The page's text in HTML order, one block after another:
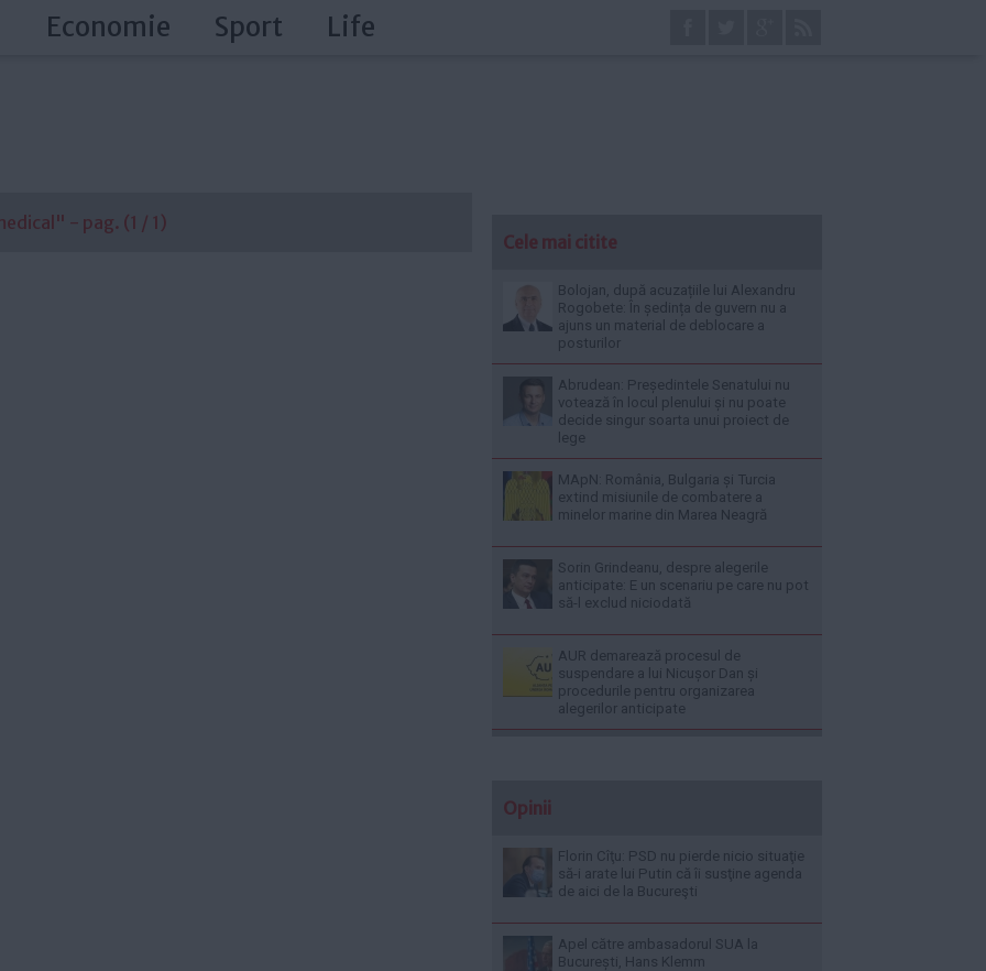
Economie Sport Life
- pag. (1 / 1)
Cele mai citite
Bolojan, după acuzațiile lui Alexandru
Rogobete: În ședința de guvern nu a
ajuns un material de deblocare a
posturilor
Abrudean: Președintele Senatului nu
votează în locul plenului și nu poate
decide singur soarta unui proiect de
lege
MApN: România, Bulgaria și Turcia
extind misiunile de combatere a
minelor marine din Marea Neagră
Sorin Grindeanu, despre alegerile
anticipate: E un scenariu pe care nu pot
să-l exclud niciodată
AUR demarează procesul de
suspendare a lui Nicușor Dan și
procedurile pentru organizarea
alegerilor anticipate
Opinii
Florin Cîţu: PSD nu pierde nicio situaţie
să-i arate lui Putin că îi susţine agenda
de aici de la Bucureşti
Apel către ambasadorul SUA la
București, Hans Klemm